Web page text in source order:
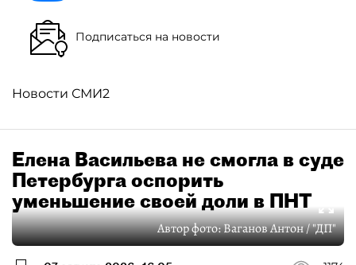
Подписаться на новости
Новости СМИ2
Елена Васильева не смогла в суде
Петербурга оспорить
уменьшение своей доли в ПНТ
Автор фото:Ваганов Антон / "ДП"